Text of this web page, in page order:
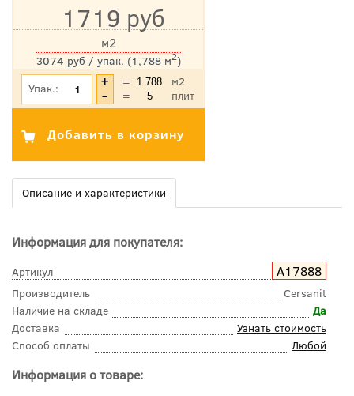
1719 руб
3074 руб / упак. (1,788 м2)
м2
*Цена указана с учетом НДС
Упак.: =
м2
=
плит
Описание и характеристики
Информация для покупателя:
Артикул A17888
Производитель
Cersanit
Наличие на складе
Да
Доставка
Узнать стоимость
Способ оплаты
Любой
Информация о товаре: